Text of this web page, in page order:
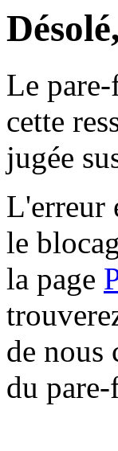
Le
cette
jugée
L'erreur
le
la page
de nous
du pare-